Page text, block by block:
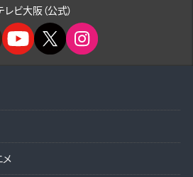
レビ大阪（公式）
メ